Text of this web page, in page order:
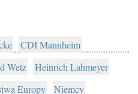
CDI Mannheim
Wetz
Heinrich Lahmeyer
Europy
Niemcy